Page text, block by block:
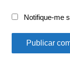
Notifique-me